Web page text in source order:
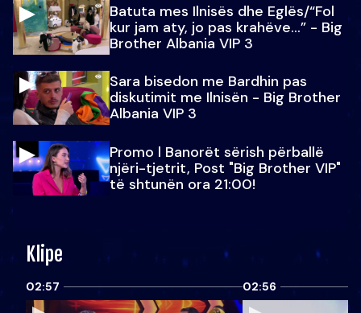
Batuta mes Ilnisës dhe Eglës/“Fol
kur jam aty, jo pas krahëve…” - Big
Brother Albania VIP 3
Sara bisedon me Bardhin pas
diskutimit me Ilnisën - Big Brother
Albania VIP 3
Promo l Banorët sërish përballë
njëri-tjetrit, Post "Big Brother VIP"
të shtunën ora 21:00!
Klipe
02:57 02:56